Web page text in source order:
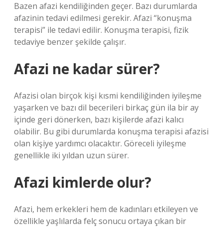
Bazen afazi kendiliğinden geçer. Bazı durumlarda
afazinin tedavi edilmesi gerekir. Afazi “konuşma
terapisi” ile tedavi edilir. Konuşma terapisi, fizik
tedaviye benzer şekilde çalışır.
Afazi ne kadar sürer?
Afazisi olan birçok kişi kısmi kendiliğinden iyileşme
yaşarken ve bazı dil becerileri birkaç gün ila bir ay
içinde geri dönerken, bazı kişilerde afazi kalıcı
olabilir. Bu gibi durumlarda konuşma terapisi afazisi
olan kişiye yardımcı olacaktır. Göreceli iyileşme
genellikle iki yıldan uzun sürer.
Afazi kimlerde olur?
Afazi, hem erkekleri hem de kadınları etkileyen ve
özellikle yaşlılarda felç sonucu ortaya çıkan bir